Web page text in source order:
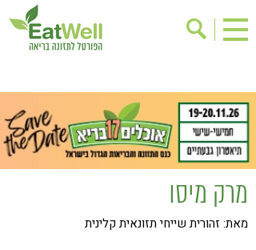
בישול בריא
אינדקס עסקים
ריפוי ומניעת מחלות
בריאות האישה
תוספי תזונה
מתכוני בריאות
אירועים
גישות בתזונה
דיאטה
מרק מיסו
מאת: זהורית שייחי תזונאית קלינית